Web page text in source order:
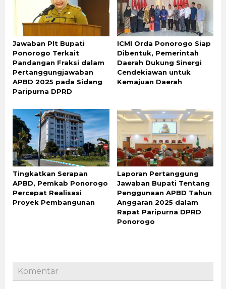
Jawaban Plt Bupati
Ponorogo Terkait
Pandangan Fraksi dalam
Pertanggungjawaban
APBD 2025 pada Sidang
Paripurna DPRD
ICMI Orda Ponorogo Siap
Dibentuk, Pemerintah
Daerah Dukung Sinergi
Cendekiawan untuk
Kemajuan Daerah
Tingkatkan Serapan
APBD, Pemkab Ponorogo
Percepat Realisasi
Proyek Pembangunan
Laporan Pertanggung
Jawaban Bupati Tentang
Penggunaan APBD Tahun
Anggaran 2025 dalam
Rapat Paripurna DPRD
Ponorogo
Komentar